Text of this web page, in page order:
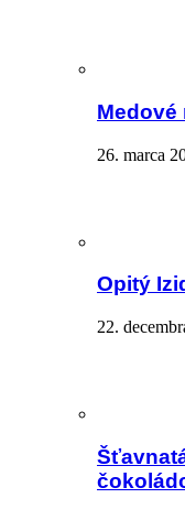
Medové
26. marca
Opitý
22.